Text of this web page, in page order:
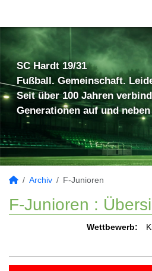
SC Hardt 19/31
Fußball. Gemeinschaft.
Seit über 100 Jahren
Generationen auf und
Archiv F-Junioren
F-Junioren :
Wettbewerb: